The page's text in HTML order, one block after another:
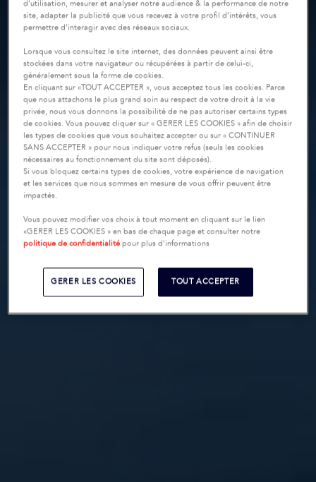
d’utilisation, mesurer et analyser notre audience & la performance de notre
site, adapter la publicité que vous recevez à votre profil d’intérêts, vous
permettre d’interagir avec des réseaux sociaux.
Lorsque vous consultez le site internet, des données peuvent ainsi être
stockées dans votre navigateur ou récupérées à partir de celui-ci,
généralement sous la forme de cookies.
En cliquant sur «TOUT ACCEPTER », vous acceptez tous les cookies. Parce
que nous attachons le plus grand soin au respect de votre droit à la vie
privée, nous vous donnons la possibilité de ne pas autoriser certains types
de cookies. Vous pouvez cliquer sur « GERER LES COOKIES » afin de choisir
les types de cookies que vous souhaitez accepter ou sur « CONTINUER
SANS ACCEPTER » pour nous indiquer votre refus (seuls les cookies
nécessaires au fonctionnement du site sont déposés).
Si vous bloquez certains types de cookies, votre expérience de navigation
et les services que nous sommes en mesure de vous offrir peuvent être
impactés.
Vous pouvez modifier vos choix à tout moment en cliquant sur le lien
«GERER LES COOKIES » en bas de chaque page et consulter notre
politique de confidentialité pour plus d’informations
GERER LES COOKIES TOUT ACCEPTER